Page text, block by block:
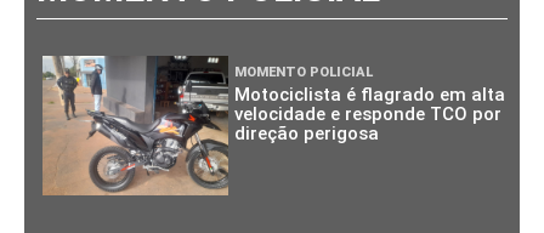
MOMENTO POLICIAL
Motociclista é flagrado em alta
velocidade e responde TCO por
direção perigosa